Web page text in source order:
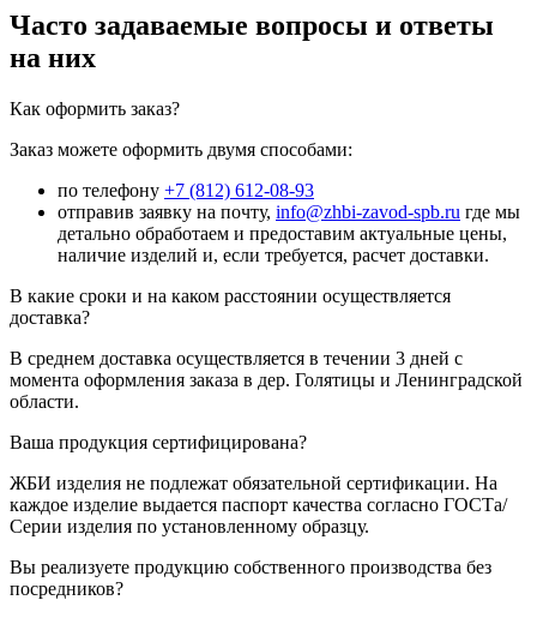
Часто задаваемые вопросы и ответы
на них
Как оформить заказ?
Заказ можете оформить двумя способами:
по телефону +7 (812) 612-08-93
отправив заявку на почту, info@zhbi-zavod-spb.ru где мы
детально обработаем и предоставим актуальные цены,
наличие изделий и, если требуется, расчет доставки.
В какие сроки и на каком расстоянии осуществляется
доставка?
В среднем доставка осуществляется в течении 3 дней с
момента оформления заказа в дер. Голятицы и Ленинградской
области.
Ваша продукция сертифицирована?
ЖБИ изделия не подлежат обязательной сертификации. На
каждое изделие выдается паспорт качества согласно ГОСТа/
Серии изделия по установленному образцу.
Вы реализуете продукцию собственного производства без
посредников?